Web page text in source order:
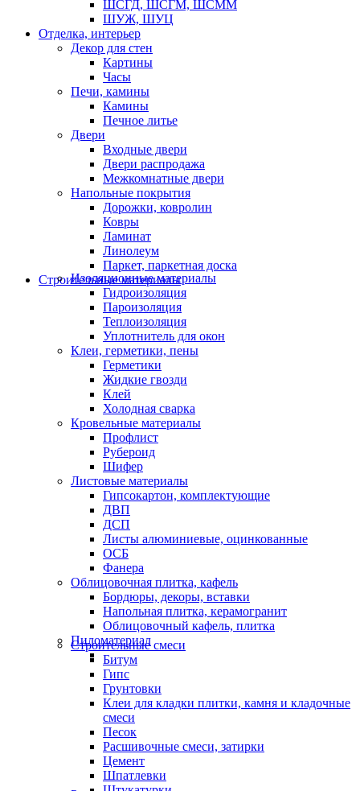
ШСГД, ШСГМ, ШСММ
ШУЖ, ШУЦ
Отделка, интерьер
Декор для стен
Картины
Часы
Печи, камины
Камины
Печное литье
Двери
Входные двери
Двери распродажа
Межкомнатные двери
Напольные покрытия
Дорожки, ковролин
Ковры
Ламинат
Линолеум
Паркет, паркетная доска
Строительные материалы
Изоляционные материалы
Гидроизоляция
Пароизоляция
Теплоизоляция
Уплотнитель для окон
Клеи, герметики, пены
Герметики
Жидкие гвозди
Клей
Холодная сварка
Кровельные материалы
Профлист
Рубероид
Шифер
Листовые материалы
Гипсокартон, комплектующие
ДВП
ДСП
Листы алюминиевые, оцинкованные
ОСБ
Фанера
Облицовочная плитка, кафель
Бордюры, декоры, вставки
Напольная плитка, керамогранит
Облицовочный кафель, плитка
Пиломатериал
Строительные смеси
Битум
Гипс
Грунтовки
Клеи для кладки плитки, камня и кладочные
смеси
Песок
Расшивочные смеси, затирки
Цемент
Шпатлевки